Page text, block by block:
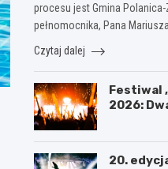
procesu jest Gmina
pełnomocnika, Pana
Czytaj dalej
Festiwal
2026:
20.